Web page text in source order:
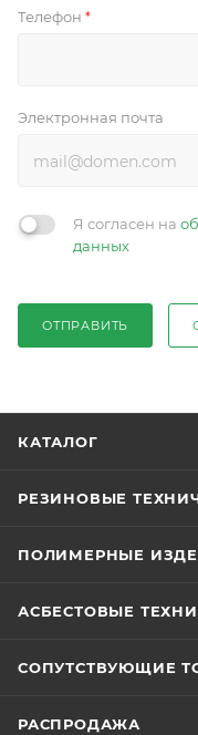
Телефон *
Электронная почта
Я согласен на
данных
ОТПРАВИТЬ
КАТАЛОГ
РЕЗИНОВЫЕ
ПОЛИМЕРНЫЕ
АСБЕСТОВЫЕ
СОПУТСТВУЮЩИЕ
РАСПРОДАЖА